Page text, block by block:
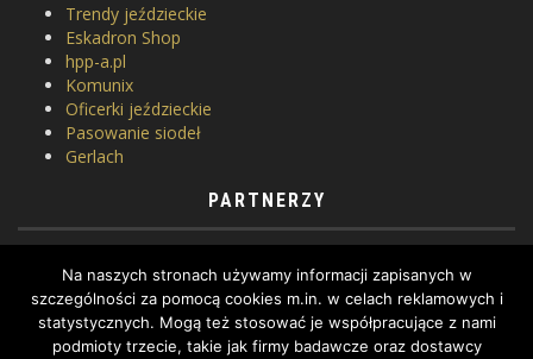
Trendy jeździeckie
Eskadron Shop
hpp-a.pl
Komunix
Oficerki jeździeckie
Pasowanie siodeł
Gerlach
PARTNERZY
Horse Equipment
Siodlarnia
Szkoła jeździectwa
WhatToDo
Na naszych stronach używamy informacji zapisanych w
szczególności za pomocą cookies m.in. w celach reklamowych i
statystycznych. Mogą też stosować je współpracujące z nami
podmioty trzecie, takie jak firmy badawcze oraz dostawcy